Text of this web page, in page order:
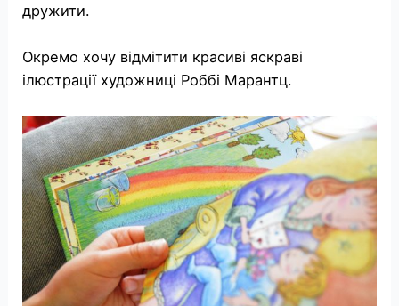
дружити.
Окремо хочу відмітити красиві яскраві
ілюстрації художниці Роббі Марантц.